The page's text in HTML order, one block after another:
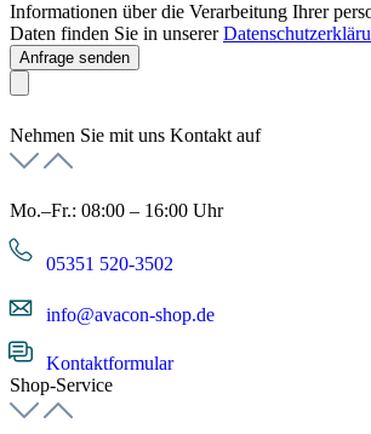
Informationen über die Verarbeitung Ihrer
Daten finden Sie in unserer
Anfrage senden
Nehmen Sie mit uns Kontakt auf
Mo.–Fr.: 08:00 – 16:00 Uhr
05351 520-3502
info@avacon-shop.de
Kontaktformular
Shop-Service